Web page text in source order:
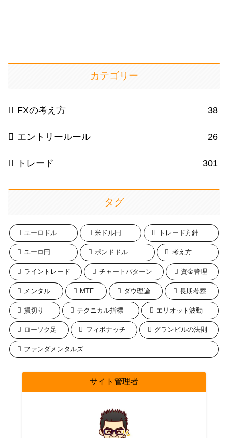
カテゴリー
FXの考え方 38
エントリールール 26
トレード 301
タグ
ユーロドル 米ドル円 トレード方針
ユーロ円 ポンドドル 考え方
ライントレード チャートパターン 資金管理
メンタル MTF ダウ理論 長期考察
損切り テクニカル指標 エリオット波動
ローソク足 フィボナッチ グランビルの法則
ファンダメンタルズ
サイト管理者